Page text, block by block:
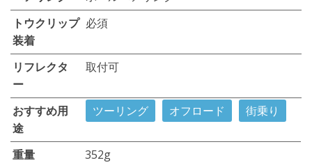
トウクリップ
装着
必須
リフレクタ
ー
取付可
おすすめ用
途
ツーリング オフロード 街乗り
重量 352g